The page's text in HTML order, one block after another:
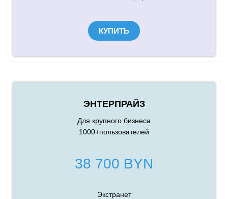
КУПИТЬ
ЭНТЕРПРАЙЗ
Для крупного бизнеса
1000+пользователей
38 700 BYN
Экстранет